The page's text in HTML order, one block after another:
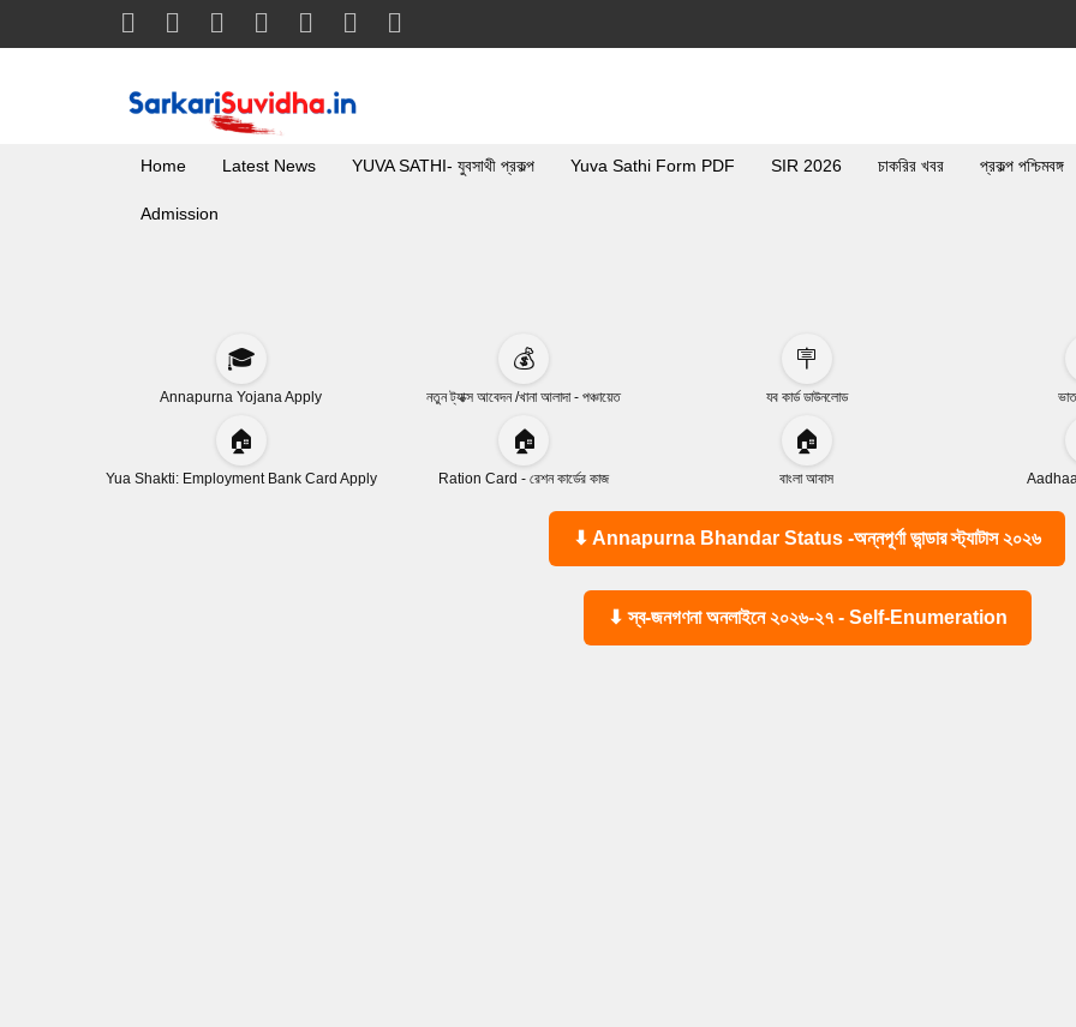
Home Latest News YUVA SATHI- যুবসাথী প্রকল্প Yuva Sathi Form PDF SIR 2026 চাকরির খবর প্রকল্প পশ্চিমবঙ্গ
Admission
🎓
Annapurna Yojana Apply
💰
নতুন ট্যাক্স আবেদন /খানা আলাদা - পঞ্চায়েত
🪧
যব কার্ড ডাউনলোড
🏠
Yua Shakti: Employment Bank Card Apply
🏠
Ration Card - রেশন কার্ডের কাজ
🏠
বাংলা আবাস
⬇ Annapurna Bhandar Status -অন্নপূর্ণা ভান্ডার স্ট্যাটাস ২০২৬
⬇ স্ব-জনগণনা অনলাইনে ২০২৬-২৭ - Self-Enumeration